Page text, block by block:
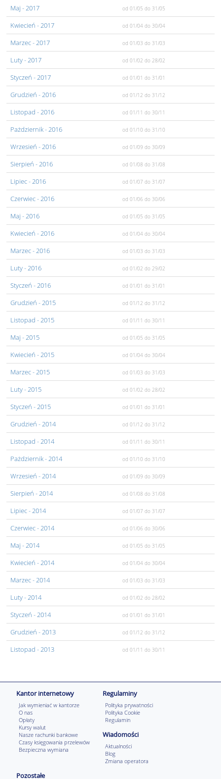
Maj - 2017 od 01/05 do 31/05
Kwiecień - 2017 od 01/04 do 30/04
Marzec- 2017 od 01/03 do 31/03
Luty- 2017 od 01/02 do 28/02
Styczeń - 2017 od 01/01 do 31/01
Grudzień - 2016 od 01/12 do 31/12
Listopad - 2016 od 01/11 do 30/11
Pażdziernik- 2016 od 01/10 do 31/10
Wrzesień - 2016 od 01/09 do 30/09
Sierpień - 2016 od 01/08 do 31/08
Lipiec- 2016 od 01/07 do 31/07
Czerwiec- 2016 od 01/06 do 30/06
Maj - 2016 od 01/05 do 31/05
Kwiecień - 2016 od 01/04 do 30/04
Marzec- 2016 od 01/03 do 31/03
Luty- 2016 od 01/02 do 29/02
Styczeń - 2016 od 01/01 do 31/01
Grudzień - 2015 od 01/12 do 31/12
Listopad - 2015 od 01/11 do 30/11
Maj - 2015 od 01/05 do 31/05
Kwiecień - 2015 od 01/04 do 30/04
Marzec- 2015 od 01/03 do 31/03
Luty- 2015 od 01/02 do 28/02
Styczeń - 2015 od 01/01 do 31/01
Grudzień - 2014 od 01/12 do 31/12
Listopad - 2014 od 01/11 do 30/11
Pażdziernik- 2014 od 01/10 do 31/10
Wrzesień - 2014 od 01/09 do 30/09
Sierpień - 2014 od 01/08 do 31/08
Lipiec- 2014 od 01/07 do 31/07
Czerwiec- 2014 od 01/06 do 30/06
Maj - 2014 od 01/05 do 31/05
Kwiecień - 2014 od 01/04 do 30/04
Marzec- 2014 od 01/03 do 31/03
Luty- 2014 od 01/02 do 28/02
Styczeń - 2014 od 01/01 do 31/01
Grudzień - 2013 od 01/12 do 31/12
Listopad - 2013 od 01/11 do 30/11
Kantor internetowy
Jak wymieniać w kantorze
O nas
Opłaty
Kursy walut
Nasze rachunki bankowe
Czasy księgowania przelewów
Bezpieczna wymiana
Regulaminy
Polityka prywatności
Polityka Cookie
Regulamin
Wiadomości
Aktualności
Blog
Zmiana operatora
Pozostałe